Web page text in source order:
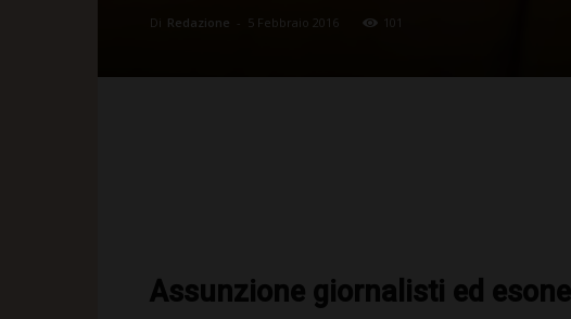
Di Redazione 5 Febbraio 2016 101
Assunzione giornalisti ed